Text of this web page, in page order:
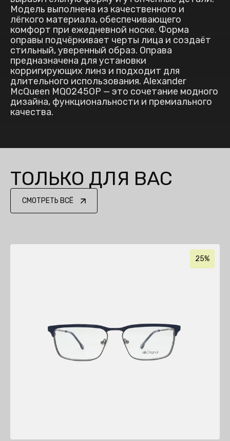
Модель выполнена из качественного и
лёгкого материала, обеспечивающего
комфорт при ежедневной носке. Форма
оправы подчёркивает черты лица и создаёт
стильный, уверенный образ. Оправа
предназначена для установки
корригирующих линз и подходит для
длительного использования. Alexander
McQueen MQ0245OP — это сочетание модного
дизайна, функциональности и премиального
качества.
ТОЛЬКО ДЛЯ ВАС
СМОТРЕТЬ ВСЁ
25%